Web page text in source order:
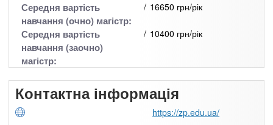
Середня вартість
навчання (очно) магістр:
16650 грн/рік
Середня вартість
навчання (заочно)
магістр:
10400 грн/рік
Контактна інформація
https://zp.edu.ua/